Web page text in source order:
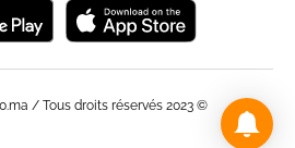
© Web News / le360.ma / Tous droits réservés 2023